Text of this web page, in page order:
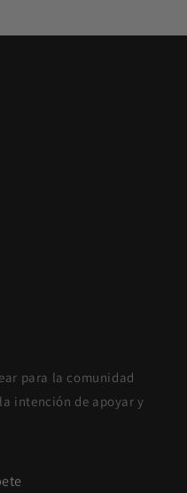
para la comunidad
intención de apoyar y